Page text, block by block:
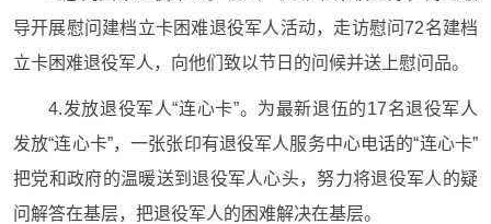
导开展慰问建档立卡困难退役军人活动，走访慰问72名建档
立卡困难退役军人，向他们致以节日的问候并送上慰问品。
4.发放退役军人“连心卡”。为最新退伍的17名退役军人
发放“连心卡”，一张张印有退役军人服务中心电话的“连心卡”
把党和政府的温暖送到退役军人心头，努力将退役军人的疑
问解答在基层，把退役军人的困难解决在基层。